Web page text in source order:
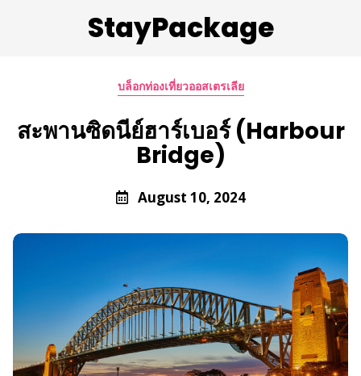
StayPackage
บล็อกท่องเที่ยวออสเตรเลีย
สะพานซิดนีย์ฮาร์เบอร์ (Harbour
Bridge)
August 10, 2024